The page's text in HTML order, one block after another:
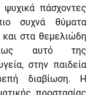
πάσχοντες
συχνά θύματα
στα θεμελιώδη
αυτό της
στην παιδεία
διαβίωση. Η